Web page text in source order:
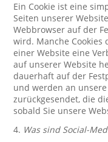
Ein Cookie ist eine
Seiten unserer
Webbrowser auf der
wird. Manche Cookies
einer Website eine
auf unserer Website
dauerhaft auf der
und werden an
zurückgesendet, die
sobald Sie unsere
4. Was sind Social-